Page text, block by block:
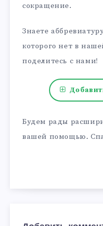
сокращение.
Знаете
которого нет в
поделитесь с нами!
Будем рады
вашей помощью.